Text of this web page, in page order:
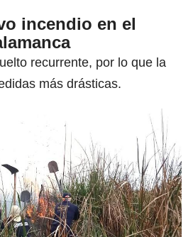
incendio en el
recurrente, por lo que la
más drásticas.